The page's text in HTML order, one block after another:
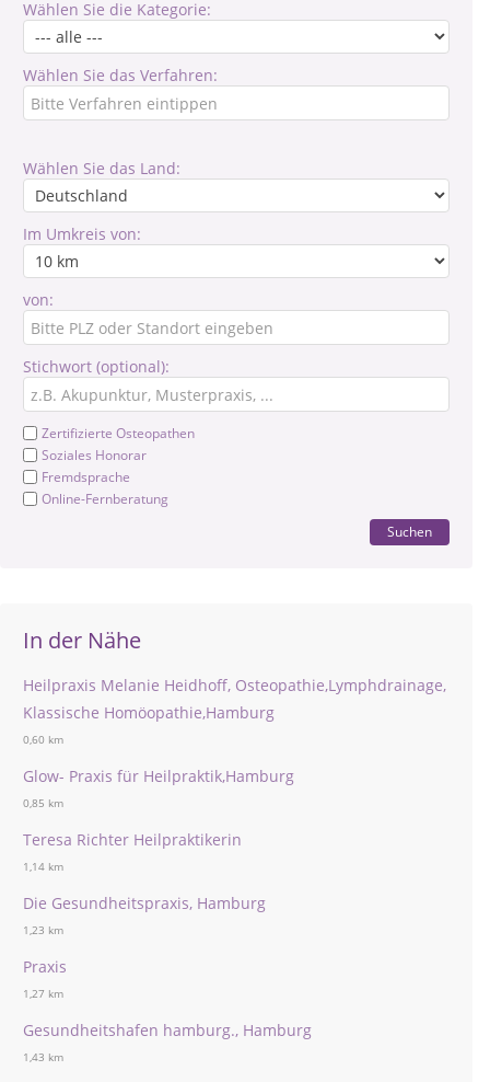
Wählen Sie die Kategorie:
Wählen Sie das Verfahren:
Wählen Sie das Land:
Im Umkreis von:
von:
Stichwort (optional):
Zertifizierte Osteopathen
Soziales Honorar
Fremdsprache
Online-Fernberatung
Suchen
In der Nähe
Heilpraxis Melanie Heidhoff, Osteopathie,Lymphdrainage,
Klassische Homöopathie,Hamburg
0,60 km
Glow- Praxis für Heilpraktik,Hamburg
0,85 km
Teresa Richter Heilpraktikerin
1,14 km
Die Gesundheitspraxis, Hamburg
1,23 km
Praxis
1,27 km
Gesundheitshafen hamburg., Hamburg
1,43 km